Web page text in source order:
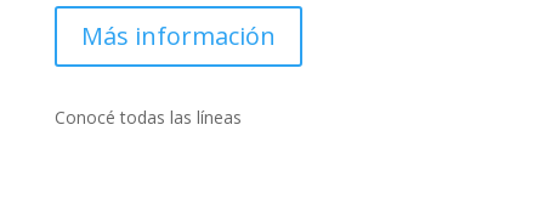
Más información
Conocé todas las líneas